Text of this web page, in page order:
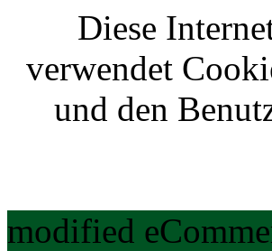
Diese
verwendet
und den
modified